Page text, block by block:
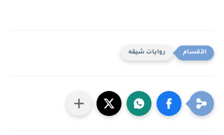
روايات شيقه